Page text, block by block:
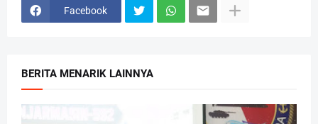
Facebook
BERITA MENARIK LAINNYA